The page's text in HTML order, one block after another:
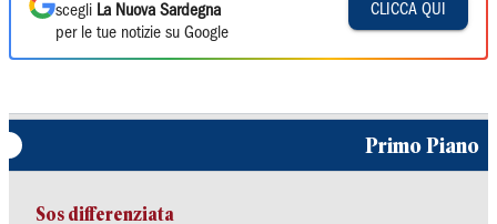
scegli La Nuova Sardegna
per le tue notizie su Google
CLICCA QUI
Primo Piano
Sos differenziata